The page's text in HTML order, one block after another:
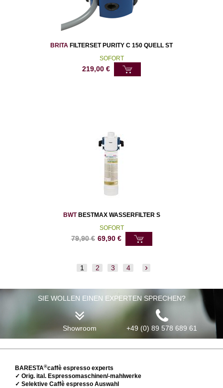
BRITA FILTERSET PURITY C 150 QUELL ST
SOFORT
219,00 €
BWTBESTMAX WASSERFILTER S
SOFORT
79,90€ 69,90€
1 2 3 4
SIE WOLLEN EINEN EXPERTEN SPRECHEN?
Showroom +49 (0) 89 578 689 61
BARESTA®caffè espresso experts
✓ Orig. ital. Espressomaschinen/-mahlwerke
✓ Selektive Caffè espresso Auswahl